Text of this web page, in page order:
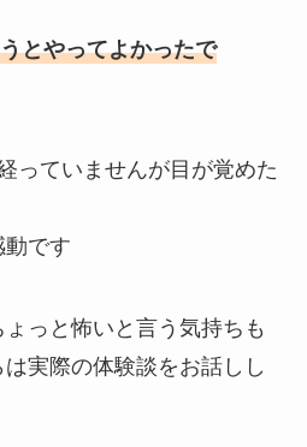
とやってよかったで
っていませんが目が覚めた
動です
っと怖いと言う気持ちも
実際の体験談をお話しし